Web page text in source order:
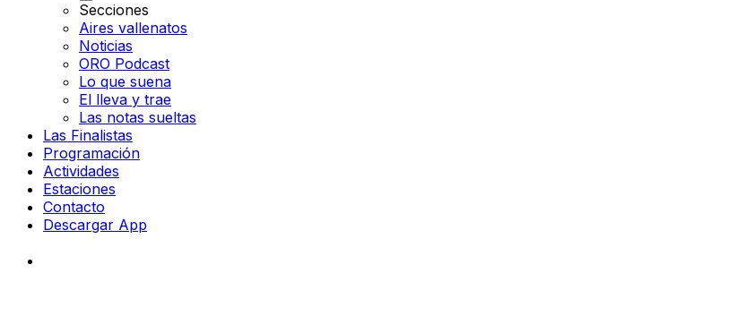
Secciones
Aires vallenatos
Noticias
ORO Podcast
Lo que suena
El lleva y trae
Las notas sueltas
Las Finalistas
Programación
Actividades
Estaciones
Contacto
Descargar App